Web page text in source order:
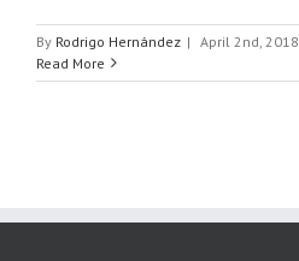
By Rodrigo Hernández | April 2nd, 2018
Read More